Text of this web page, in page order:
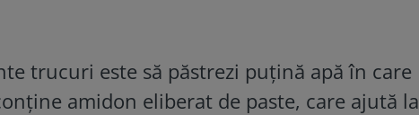
trucuri este să păstrezi puțină apă în care
amidon eliberat de paste, care ajută la